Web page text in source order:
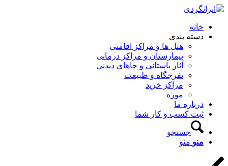
خانه
دسته بندی
هتل ها و مراکز اقامتی
بیمارستان و مراکز درمانی
آثار باستانی و جاهای دیدنی
تفرجگاه و طبیعت
مراکز خرید
موزه
درباره ما
ثبت کسب و کار شما
جستجو
منو منو